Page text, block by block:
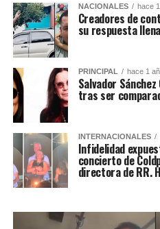
NACIONALES hace
Creadores de
su respuesta
PRINCIPAL hace 1
Salvador
tras ser
INTERNACIONALES
Infidelidad
concierto de
directora de RR.